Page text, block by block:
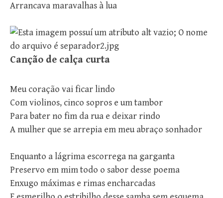
Arrancava maravalhas à lua
Canção de calça curta
Meu coração vai ficar lindo
Com violinos, cinco sopros e um tambor
Para bater no fim da rua e deixar rindo
A mulher que se arrepia em meu abraço sonhador
Enquanto a lágrima escorrega na garganta
Preservo em mim todo o sabor desse poema
Enxugo máximas e rimas encharcadas